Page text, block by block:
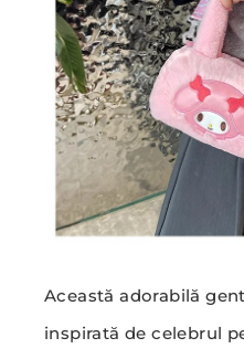
Această adorabilă
inspirată de celebrul